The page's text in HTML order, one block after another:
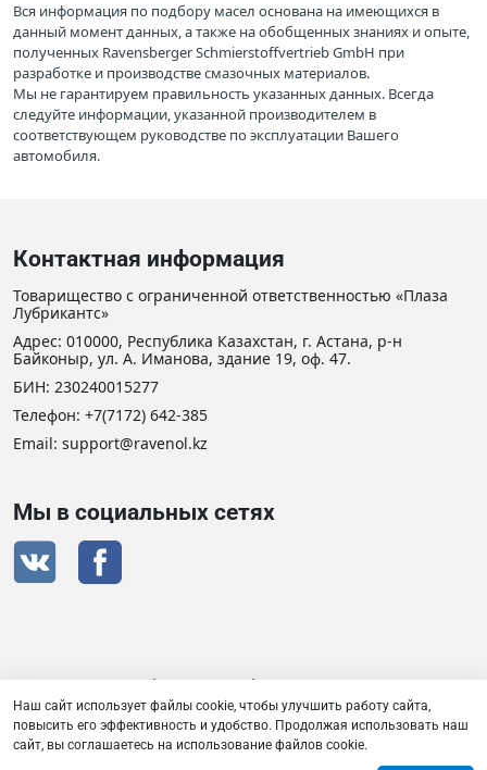
Вся информация по подбору масел основана на имеющихся в
данный момент данных, а также на обобщенных знаниях и опыте,
полученных Ravensberger Schmierstoffvertrieb GmbH при
разработке и производстве смазочных материалов.
Мы не гарантируем правильность указанных данных. Всегда
следуйте информации, указанной производителем в
соответствующем руководстве по эксплуатации Вашего
автомобиля.
Контактная информация
Товарищество с ограниченной ответственностью «Плаза
Лубрикантс»
Адрес: 010000, Республика Казахстан, г. Астана, р-н
Байконыр, ул. А. Иманова, здание 19, оф. 47.
БИН: 230240015277
Телефон: +7(7172) 642-385
Email: support@ravenol.kz
Мы в социальных сетях
Сертификат дистрибьютора RAVENOL
Товарищество с ограниченной ответственностью «Плаза
Наш сайт использует файлы cookie, чтобы улучшить работу сайта,
повысить его эффективность и удобство. Продолжая использовать наш
сайт, вы соглашаетесь на использование файлов cookie.